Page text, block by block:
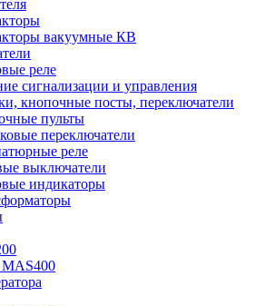
вакуумные КВ
реле
сигнализации и управления
кнопочные посты, переключатели
пульты
переключатели
реле
выключатели
индикаторы